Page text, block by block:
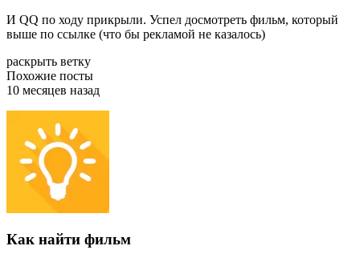
И QQ по ходу прикрыли. Успел досмотреть фильм, который
выше по ссылке (что бы рекламой не казалось)
раскрыть ветку
Похожие посты
10 месяцев назад
Как найти фильм⁠ ⁠